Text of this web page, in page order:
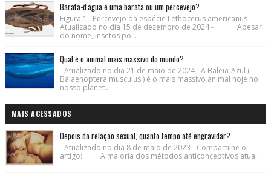
Barata-d'água é uma barata ou um percevejo?
Figura 1 . Percevejo da espécie Lethocerus americanus . -
Atualizado no dia 15 de dezembro de 2024 - Apesar
do nome, insetos po...
Qual é o animal mais massivo do mundo?
- Atualizado no dia 21 de maio de 2024 - A Baleia-Azul (
Balaenoptera musculus ) é o mais massivo animal hoje no
nosso planet...
MAIS ACESSADOS
Depois da relação sexual, quanto tempo até engravidar?
- Atualizado no dia 8 de maio de 2023 - Compartilhe o
artigo: A maioria dos métodos anticonceptivos atua...